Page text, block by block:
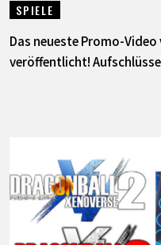
SPIELE
Das neueste Promo-
veröffentlicht!